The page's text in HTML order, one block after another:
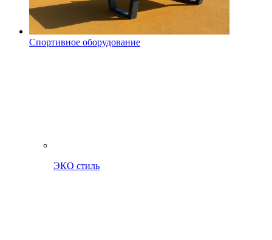
Спортивное оборудование
ЭКО стиль